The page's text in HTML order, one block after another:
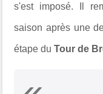
s'est imposé. Il
saison après une
étape duTour de